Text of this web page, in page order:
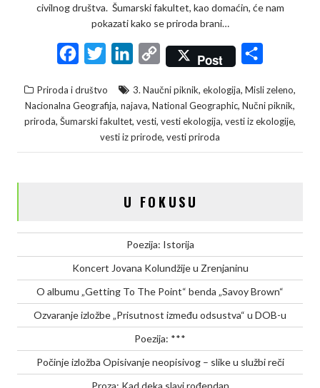
civilnog društva. Šumarski fakultet, kao domaćin, će nam
pokazati kako se priroda brani…
c
e
i
t
t
n
k
e
C
p
y
L
k
Post
a
r
Priroda i društvo 3. Naučni piknik, ekologija, Misli zeleno,
Nacionalna Geografija, najava, National Geographic, Nučni piknik,
priroda, Šumarski fakultet, vesti, vesti ekologija, vesti iz ekologije,
vesti iz prirode, vesti priroda
U FOKUSU
Poezija: Istorija
Koncert Jovana Kolundžije u Zrenjaninu
O albumu „Getting To The Point“ benda „Savoy Brown“
Ozvaranje izložbe „Prisutnost između odsustva“ u DOB-u
Poezija: ***
Počinje izložba Opisivanje neopisivog – slike u službi reči
Proza: Kad deka slavi rođendan